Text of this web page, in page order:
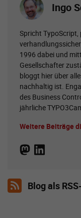
Ingo
Spricht TypoScript,
1996 dabei und
Gesellschafter
bloggt hier über
nachhaltig ist.
des Business
jährliche
Weitere Beiträge
Blog als